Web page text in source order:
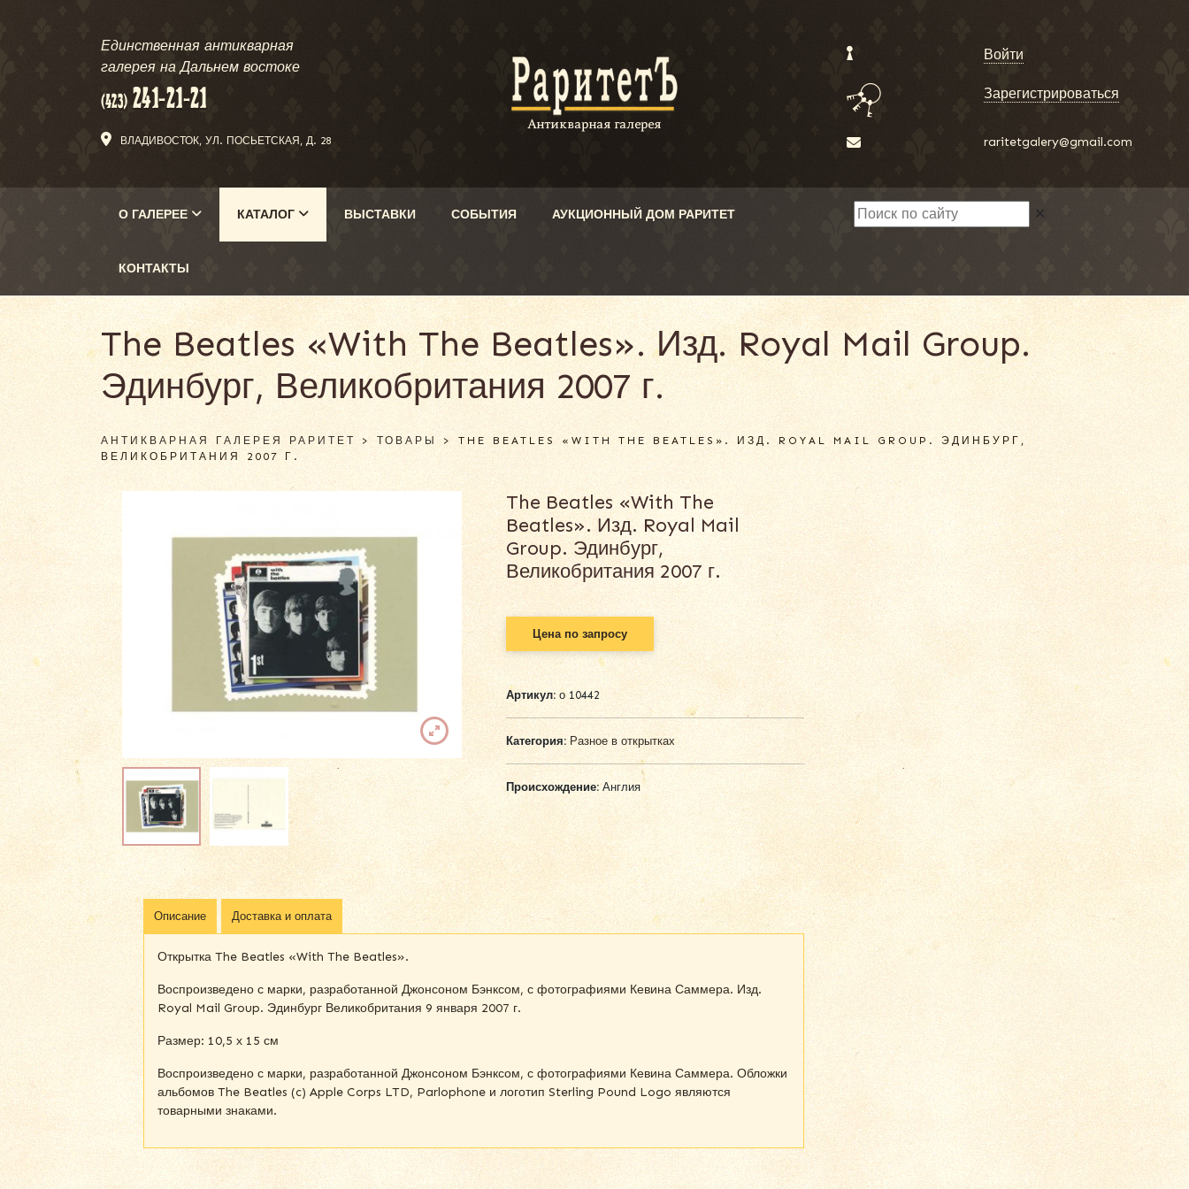
Единственная антикварная
галерея на Дальнем востоке
ВЛАДИВОСТОК, УЛ. ПОСЬЕТСКАЯ, Д. 28
Войти
Зарегистрироваться
raritetgalery@gmail.com
О ГАЛЕРЕЕ КАТАЛОГ ВЫСТАВКИ СОБЫТИЯ АУКЦИОННЫЙ ДОМ РАРИТЕТ
КОНТАКТЫ
✕
The Beatles «With The Beatles». Изд. Royal Mail Group.
Эдинбург, Великобритания 2007 г.
АНТИКВАРНАЯ ГАЛЕРЕЯ РАРИТЕТ>ТОВАРЫ >THE BEATLES «WITH THE BEATLES». ИЗД. ROYAL MAIL GROUP. ЭДИНБУРГ,
ВЕЛИКОБРИТАНИЯ 2007 Г.
The Beatles «With The
Beatles». Изд. Royal Mail
Group. Эдинбург,
Великобритания 2007 г.
Цена по запросу
Артикул:о 10442
Категория: Разное в открытках
Происхождение:Англия
Описание Доставка и оплата
Открытка The Beatles «With The Beatles».
Воспроизведено с марки, разработанной Джонсоном Бэнксом, с фотографиями Кевина Саммера. Изд.
Royal Mail Group. Эдинбург Великобритания 9 января 2007 г.
Размер: 10,5 х 15 см
Воспроизведено с марки, разработанной Джонсоном Бэнксом, с фотографиями Кевина Саммера. Обложки
альбомов The Beatles (c) Apple Corps LTD, Parlophone и логотип Sterling Pound Logo являются
товарными знаками.